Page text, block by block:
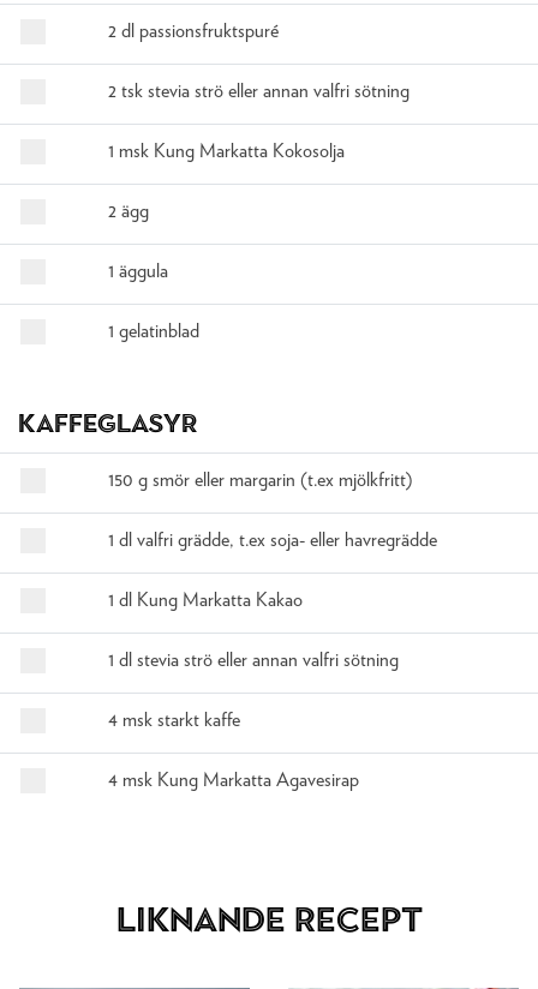
2 dl passionsfruktspuré
2 tsk stevia strö eller annan valfri sötning
1 msk Kung Markatta Kokosolja
2 ägg
1 äggula
1 gelatinblad
Kaffeglasyr
150 g smör eller margarin (t.ex mjölkfritt)
1 dl valfri grädde, t.ex soja- eller havregrädde
1 dl Kung Markatta Kakao
1 dl stevia strö eller annan valfri sötning
4 msk starkt kaffe
4 msk Kung Markatta Agavesirap
Liknande recept